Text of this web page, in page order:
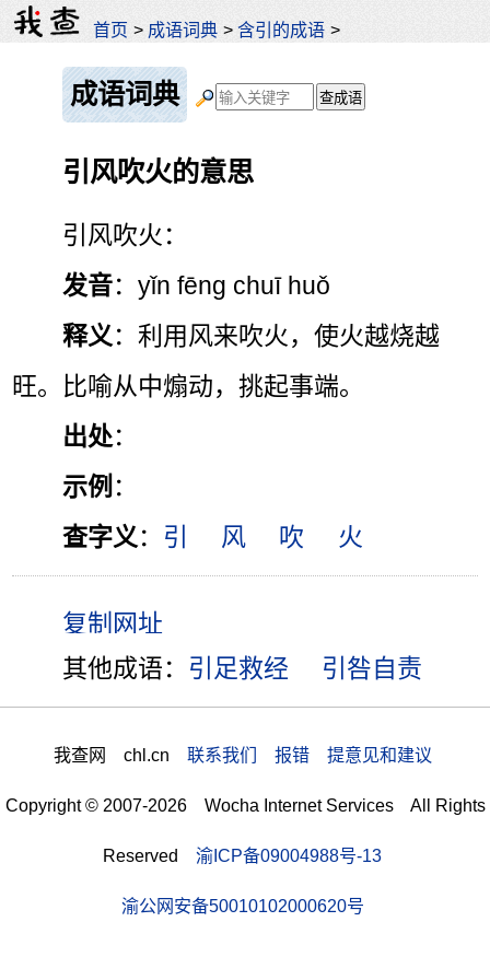
首页 > 成语词典 >含引的成语 >
成语词典
引风吹火的意思
引风吹火：
发音：yǐn fēng chuī huǒ
释义 ：利用风来吹火，使火越烧越
旺。比喻从中煽动，挑起事端。
出处：
示例 ：
查字义 ： 引 风 吹 火
其他成语： 引足救经 引咎自责
我查网 chl.cn 联系我们 报错 提意见和建议
Copyright © 2007-2026 Wocha Internet Services All Rights
Reserved 渝ICP备09004988号-13
渝公网安备50010102000620号